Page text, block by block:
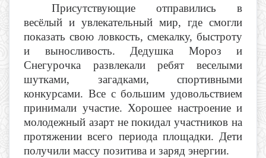
Присутствующие отправились в
весёлый и увлекательный мир, где смогли
показать свою ловкость, смекалку, быстроту
и выносливость. Дедушка Мороз и
Снегурочка развлекали ребят веселыми
шутками, загадками, спортивными
конкурсами. Все с большим удовольствием
принимали участие. Хорошее настроение и
молодежный азарт не покидал участников на
протяжении всего периода площадки. Дети
получили массу позитива и заряд энергии.